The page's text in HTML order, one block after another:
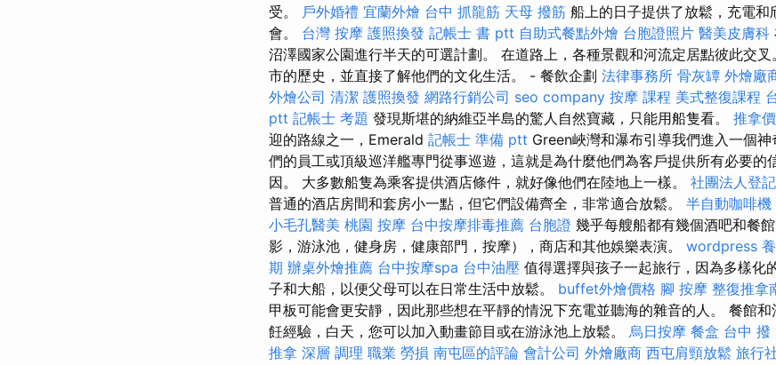
受。 戶外婚禮 宜蘭外燴 台中 抓龍筋 天母 撥筋 船上的日子提供了放鬆，充電和
會。 台灣 按摩 護照換發 記帳士 書 ptt 自助式餐點外燴 台胞證照片 醫美皮膚科
沼澤國家公園進行半天的可選計劃。 在道路上，各種景觀和河流定居點彼此交
市的歷史，並直接了解他們的文化生活。 - 餐飲企劃 法律事務所 骨灰罈 外燴廠
外燴公司 清潔 護照換發 網路行銷公司 seo company 按摩 課程 美式整復課程
ptt 記帳士 考題 發現斯堪的納維亞半島的驚人自然寶藏，只能用船隻看。 推拿
迎的路線之一，Emerald 記帳士 準備 ptt Green峽灣和瀑布引導我們進入一個神
們的員工或頂級巡洋艦專門從事巡遊，這就是為什麼他們為客戶提供所有必要的
因。 大多數船隻為乘客提供酒店條件，就好像他們在陸地上一樣。 社團法人登記
普通的酒店房間和套房小一點，但它們設備齊全，非常適合放鬆。 半自動咖啡機
小毛孔醫美 桃園 按摩 台中按摩排毒推薦 台胞證 幾乎每艘船都有幾個酒吧和餐
影，游泳池，健身房，健康部門，按摩），商店和其他娛樂表演。 wordpress
期 辦桌外燴推薦 台中按摩spa 台中油壓 值得選擇與孩子一起旅行，因為多樣化
子和大船，以便父母可以在日常生活中放鬆。 buffet外燴價格 腳 按摩 整復推拿
甲板可能會更安靜，因此那些想在平靜的情況下充電並聽海的雜音的人。 餐館
飪經驗，白天，您可以加入動畫節目或在游泳池上放鬆。 烏日按摩 餐盒 台中 撥
推拿 深層 調理 職業 勞損 南屯區的評論 會計公司 外燴廠商 西屯肩頸放鬆 旅行